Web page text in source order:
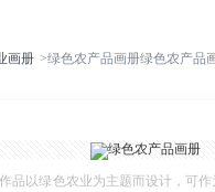
画册 >绿色农产品画册绿色农产品
品以绿色农业为主题而设计，可